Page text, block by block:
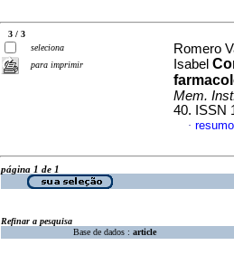
3 / 3
seleciona
para imprimir
Romero
Isabel
Mem.
40. ISSN
·
página 1 de 1
Refinar a pesquisa
Base de dados : article